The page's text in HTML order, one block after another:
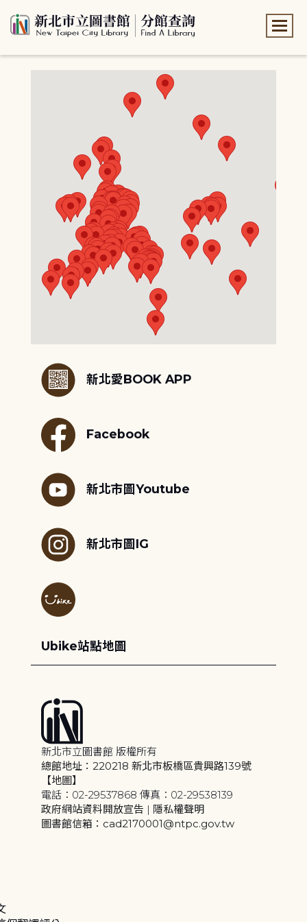
新北愛BOOK APP
Facebook
新北市圖Youtube
新北市圖IG
Ubike站點地圖
新北市立圖書館 版權所有
總館地址：220218 新北市板橋區貴興路139號
【地圖】
電話：02-29537868 傳真：02-29538139
政府網站資料開放宣告 | 隱私權聲明
圖書館信箱：cad2170001@ntpc.gov.tw